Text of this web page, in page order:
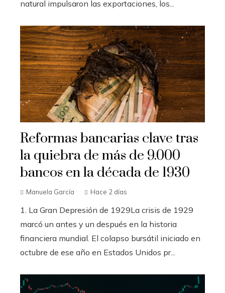
natural impulsaron las exportaciones, los...
Reformas bancarias clave tras
la quiebra de más de 9.000
bancos en la década de 1930
Manuela García Hace 2 días
1. La Gran Depresión de 1929La crisis de 1929
marcó un antes y un después en la historia
financiera mundial. El colapso bursátil iniciado en
octubre de ese año en Estados Unidos pr...